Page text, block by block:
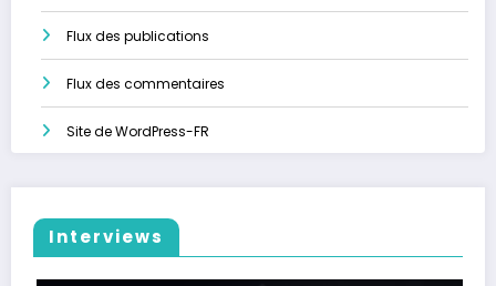
Flux des publications
Flux des commentaires
Site de WordPress-FR
Interviews